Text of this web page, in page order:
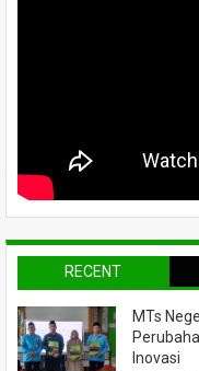
RECENT
MTs
Inovasi